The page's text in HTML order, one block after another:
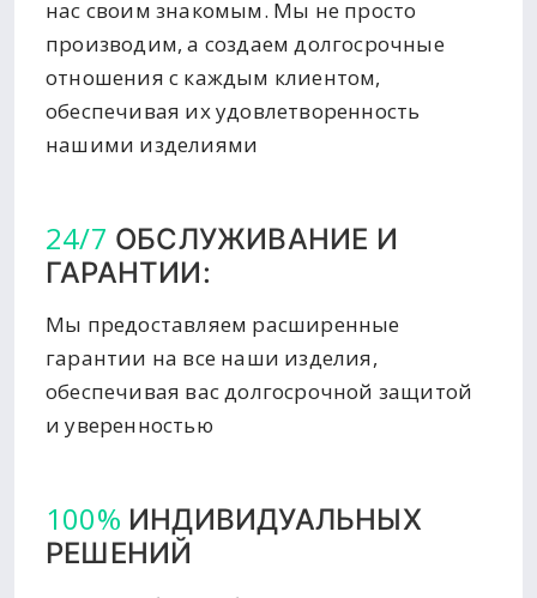
нас своим знакомым. Мы не просто
производим, а создаем долгосрочные
отношения с каждым клиентом,
обеспечивая их удовлетворенность
нашими изделиями
24/7 ОБСЛУЖИВАНИЕ И
ГАРАНТИИ:
Мы предоставляем расширенные
гарантии на все наши изделия,
обеспечивая вас долгосрочной защитой
и уверенностью
100% ИНДИВИДУАЛЬНЫХ
РЕШЕНИЙ